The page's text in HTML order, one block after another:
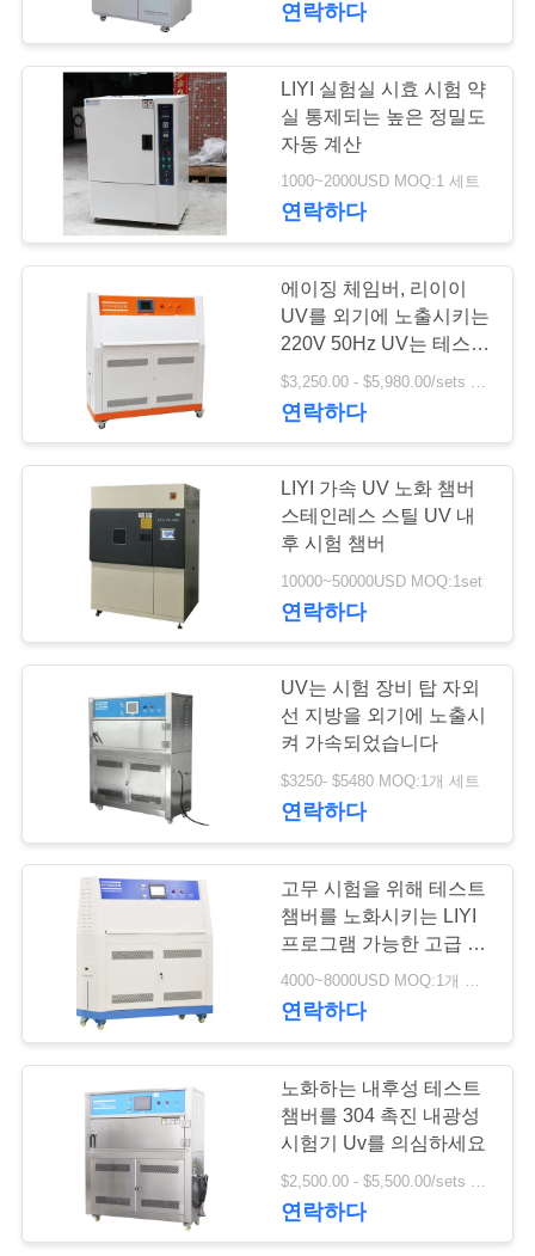
연락하다
LIYI 실험실 시효 시험 약
실 통제되는 높은 정밀도
자동 계산
1000~2000USD MOQ:1 세트
연락하다
에이징 체임버, 리이이
UV를 외기에 노출시키는
220V 50Hz UV는 테스터
를 외기에 노출시켜 가속
되었습니다
연락하다
LIYI 가속 UV 노화 챔버
스테인레스 스틸 UV 내
후 시험 챔버
10000~50000USD MOQ:1set
연락하다
UV는 시험 장비 탑 자외
선 지방을 외기에 노출시
켜 가속되었습니다
$3250- $5480 MOQ:1개 세트
연락하다
고무 시험을 위해 테스트
챔버를 노화시키는 LIYI
프로그램 가능한 고급 품
질 UVA 튜브 Uv
4000~8000USD MOQ:1개 세트
연락하다
노화하는 내후성 테스트
챔버를 304 촉진 내광성
시험기 Uv를 의심하세요
연락하다